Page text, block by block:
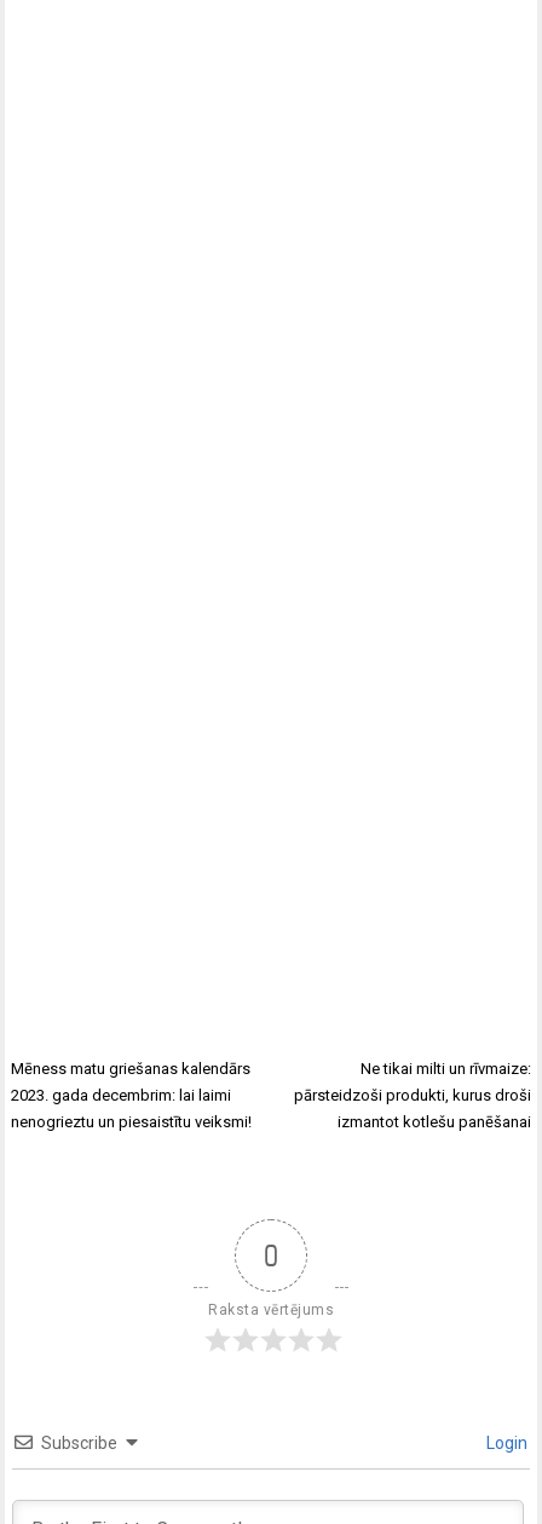
Mēness matu griešanas kalendārs
2023. gada decembrim: lai laimi
nenogrieztu un piesaistītu veiksmi!
Ne tikai milti un rīvmaize:
pārsteidzoši produkti, kurus droši
izmantot kotlešu panēšanai
0
Raksta vērtējums
Subscribe Login